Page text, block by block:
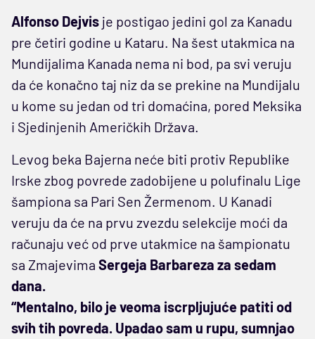
Alfonso Dejvis je postigao jedini gol za Kanadu
pre četiri godine u Kataru. Na šest utakmica na
Mundijalima Kanada nema ni bod, pa svi veruju
da će konačno taj niz da se prekine na Mundijalu
u kome su jedan od tri domaćina, pored Meksika
i Sjedinjenih Američkih Država.
Levog beka Bajerna neće biti protiv Republike
Irske zbog povrede zadobijene u polufinalu Lige
šampiona sa Pari Sen Žermenom. U Kanadi
veruju da će na prvu zvezdu selekcije moći da
računaju već od prve utakmice na šampionatu
sa Zmajevima Sergeja Barbareza za sedam
dana.
“Mentalno, bilo je veoma iscrpljujuće patiti od
svih tih povreda. Upadao sam u rupu, sumnjao